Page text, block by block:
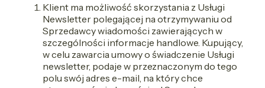
Klient ma możliwość skorzystania z Usługi
Newsletter polegającej na otrzymywaniu od
Sprzedawcy wiadomości zawierających w
szczególności informacje handlowe. Kupujący,
w celu zawarcia umowy o świadczenie Usługi
newsletter, podaje w przeznaczonym do tego
polu swój adres e-mail, na który chce